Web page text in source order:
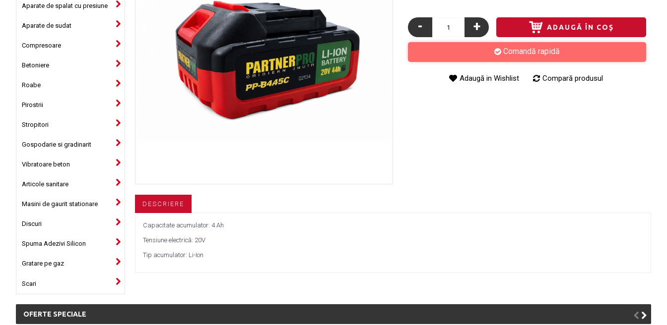
Aparate de spalat cu presiune
Aparate de sudat
Compresoare
Betoniere
Roabe
Pirostrii
Stropitori
Gospodarie si gradinarit
Vibratoare beton
Articole sanitare
Masini de gaurit stationare
Discuri
Spuma Adezivi Silicon
Gratare pe gaz
Scari
- + ADAUGĂ ÎN COŞ
Comandă rapidă
Adaugă in Wishlist Compară produsul
DESCRIERE
Capacitate acumulator: 4 Ah
Tensiune electrică: 20V
Tip acumulator: Li-Ion
OFERTE SPECIALE